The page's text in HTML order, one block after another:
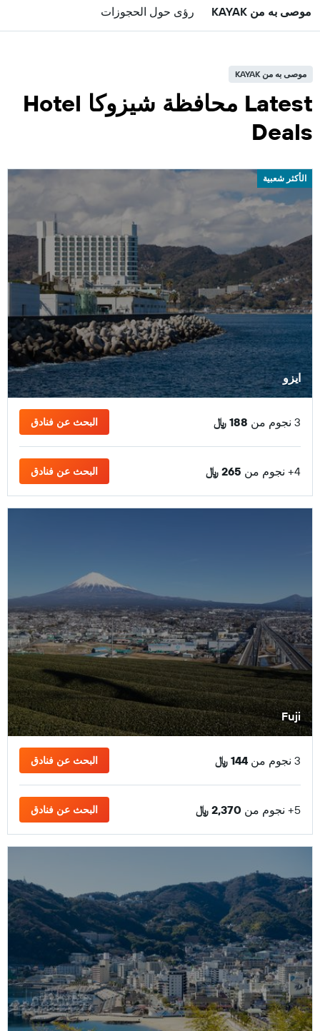
موصى به من KAYAK رؤى حول الحجوزات
موصى به من KAYAK
Latest محافظة شيزوكا Hotel
Deals
الأكثر شعبية
ايزو
3 نجوم من 188 ﷼ البحث عن فنادق
4+ نجوم من 265 ﷼ البحث عن فنادق
Fuji
3 نجوم من 144 ﷼ البحث عن فنادق
5+ نجوم من 2,370 ﷼ البحث عن فنادق